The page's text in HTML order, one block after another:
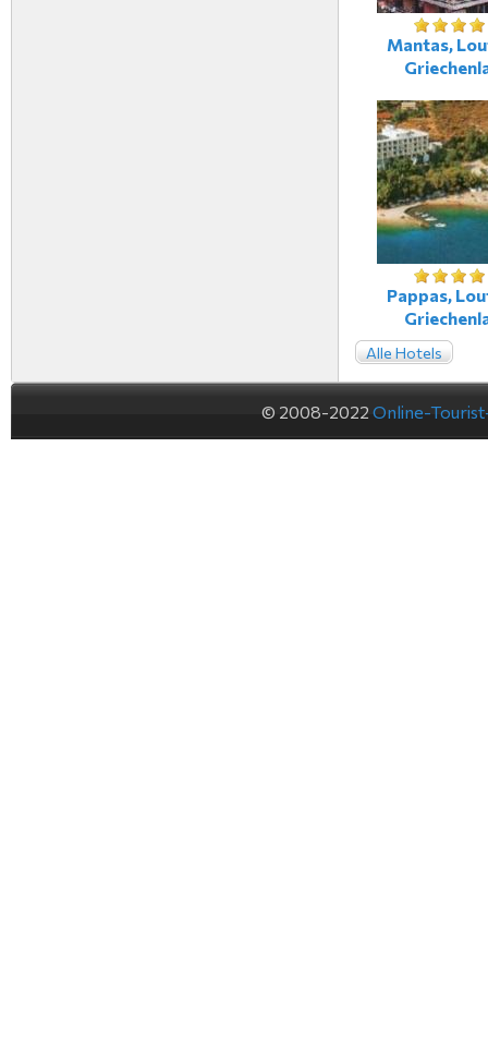
Mantas,
Pappas,
Alle Hotels
© 2008-2022 Online-